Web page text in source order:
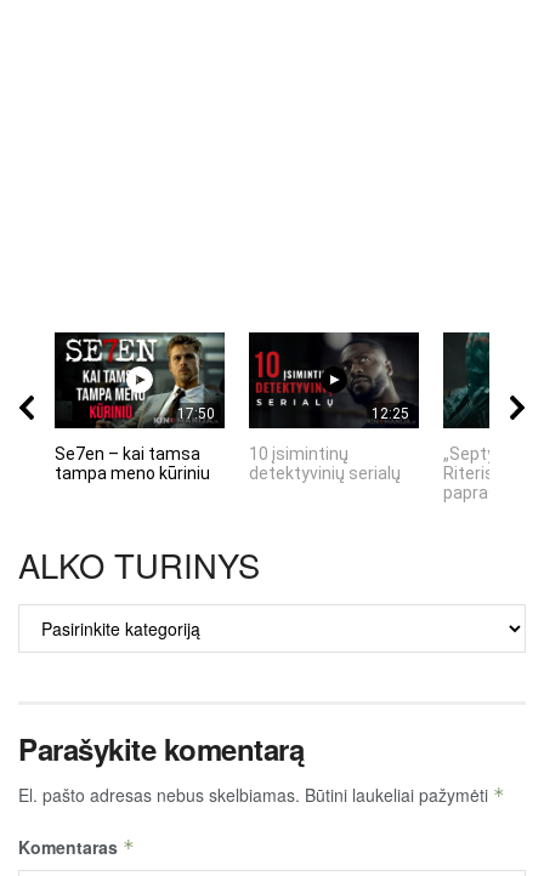
17:50
Se7en – kai tamsa
tampa meno kūriniu
12:25
10 įsimintinų
detektyvinių serialų
„Septynių
Riteris" – kai
ALKO TURINYS
TURINYS
Parašykite komentarą
El. pašto adresas nebus skelbiamas. Būtini laukeliai pažymėti *
Komentaras *